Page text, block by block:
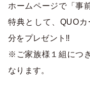
ホームページで「事
特典として、QUO
分をプレゼント‼
※ご家族様１組につ
なります。